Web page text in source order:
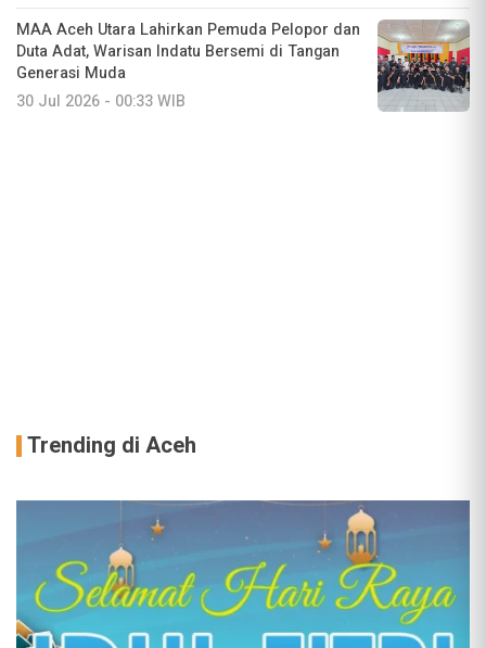
MAA Aceh Utara Lahirkan Pemuda Pelopor dan
Duta Adat, Warisan Indatu Bersemi di Tangan
Generasi Muda
30 Jul 2026 - 00:33 WIB
Trending di Aceh